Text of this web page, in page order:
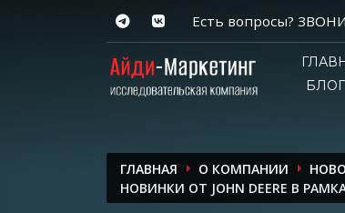
Есть вопросы?
БЛОГ
ГЛАВНАЯ О КОМПАНИИ
НОВИНКИ ОТ JOHN DEERE В